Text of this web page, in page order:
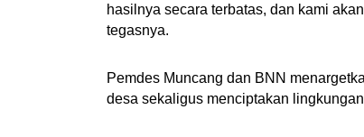
hasilnya secara terbatas, dan kami
tegasnya.
Pemdes Muncang dan BNN
desa sekaligus menciptakan